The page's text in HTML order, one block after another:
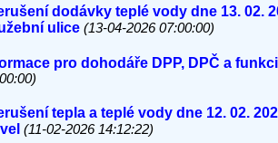
dodávky teplé vody dne 13. 02.
ulice (13-04-2026 07:00:00)
pro dohodáře DPP, DPČ a
tepla a teplé vody dne 12. 02.
(11-02-2026 14:12:22)